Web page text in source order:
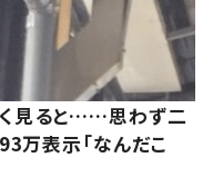
見ると……思わず二
万表示「なんだこ